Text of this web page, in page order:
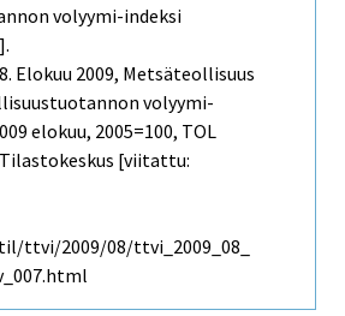
volyymi-indeksi
Elokuu 2009, Metsäteollisuus
volyymi-
elokuu, 2005=100, TOL
Tilastokeskus [viitattu:
ttvi/2009/08/ttvi_2009_08_